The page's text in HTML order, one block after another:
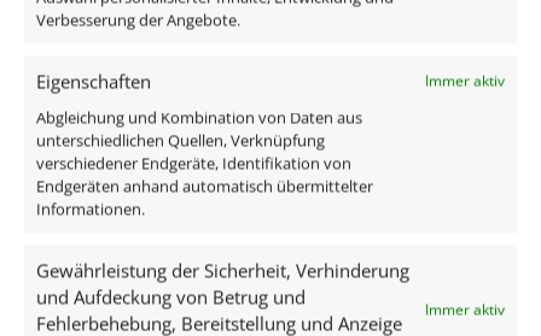
Verbesserung der Angebote.
Eigenschaften Immer aktiv
Abgleichung und Kombination von Daten aus
unterschiedlichen Quellen, Verknüpfung
verschiedener Endgeräte, Identifikation von
Endgeräten anhand automatisch übermittelter
Informationen.
Gewährleistung der Sicherheit, Verhinderung
und Aufdeckung von Betrug und
Fehlerbehebung, Bereitstellung und Anzeige
Immer aktiv
82×82×70mm
Lochausschnitt Ø
68–78mm
Spannung (V)
AC 230V (ohne Trafo)
Leistung (W)
7W